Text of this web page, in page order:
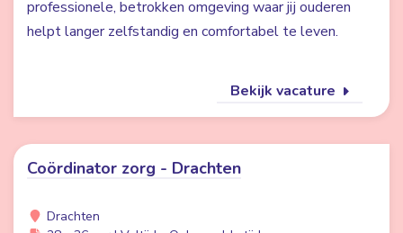
professionele, betrokken omgeving waar jij ouderen
helpt langer zelfstandig en comfortabel te leven.
Bekijk vacature
Coördinator zorg - Drachten
Drachten